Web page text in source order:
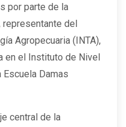
por parte de la
representante del
Agropecuaria (INTA),
en el Instituto de Nivel
Escuela Damas
central de la